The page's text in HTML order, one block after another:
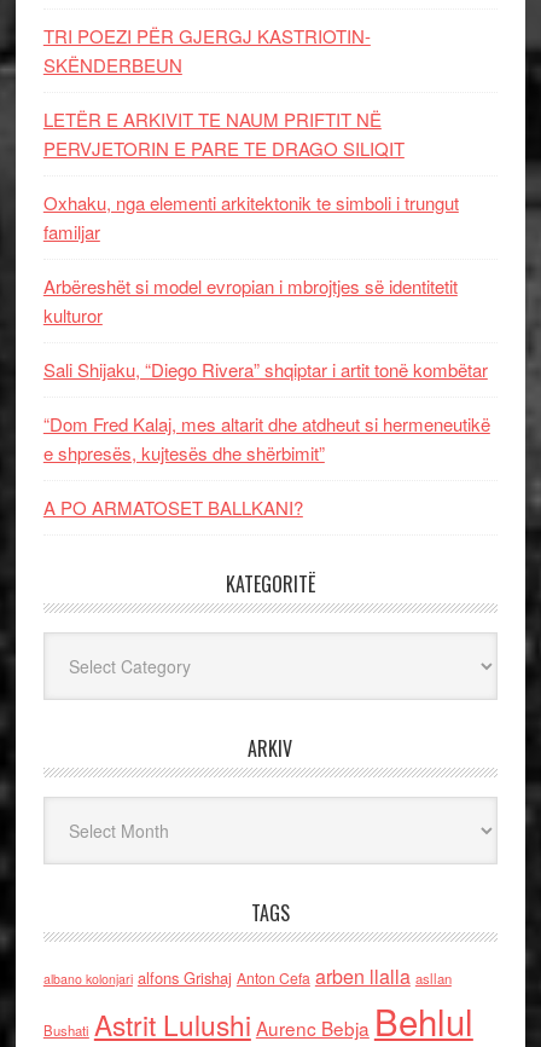
TRI POEZI PËR GJERGJ KASTRIOTIN-
SKËNDERBEUN
LETËR E ARKIVIT TE NAUM PRIFTIT NË
PERVJETORIN E PARE TE DRAGO SILIQIT
Oxhaku, nga elementi arkitektonik te simboli i trungut
familjar
Arbëreshët si model evropian i mbrojtjes së identitetit
kulturor
Sali Shijaku, “Diego Rivera” shqiptar i artit tonë kombëtar
“Dom Fred Kalaj, mes altarit dhe atdheut si hermeneutikë
e shpresës, kujtesës dhe shërbimit”
A PO ARMATOSET BALLKANI?
KATEGORITË
ARKIV
TAGS
albano kolonjari alfons Grishaj Anton Cefa arben llalla asllan
Bushati Astrit Lulushi Aurenc Bebja Behlul